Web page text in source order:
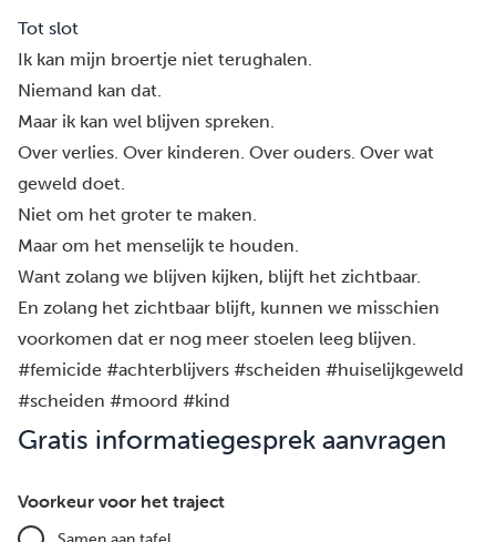
Tot slot
Ik kan mijn broertje niet terughalen.
Niemand kan dat.
Maar ik kan wel blijven spreken.
Over verlies. Over kinderen. Over ouders. Over wat
geweld doet.
Niet om het groter te maken.
Maar om het menselijk te houden.
Want zolang we blijven kijken, blijft het zichtbaar.
En zolang het zichtbaar blijft, kunnen we misschien
voorkomen dat er nog meer stoelen leeg blijven.
#femicide #achterblijvers #scheiden #huiselijkgeweld
#scheiden #moord #kind
Gratis informatiegesprek aanvragen
Voorkeur voor het traject